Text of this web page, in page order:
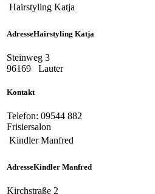
Hairstyling Katja
AdresseHairstyling Katja
Steinweg 3
96169
Lauter
Kontakt
Telefon: 09544 882
Frisiersalon
Kindler Manfred
AdresseKindler Manfred
Kirchstraße 2